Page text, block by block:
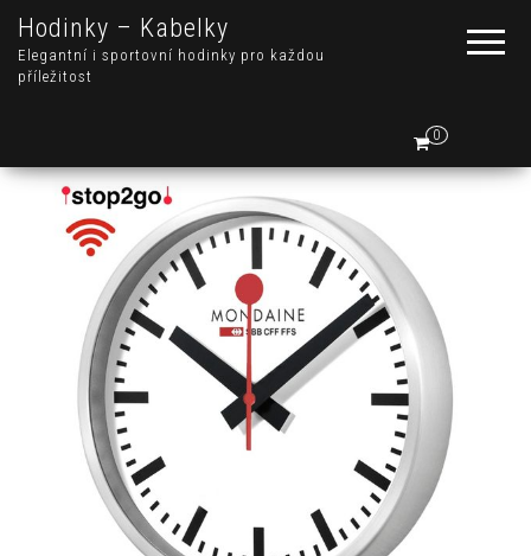
Hodinky – Kabelky
Elegantní i sportovní hodinky pro každou
příležitost
0